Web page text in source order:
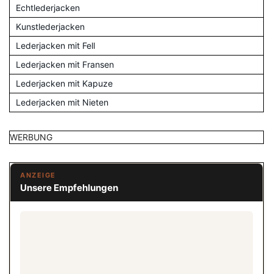
Echtlederjacken
Kunstlederjacken
Lederjacken mit Fell
Lederjacken mit Fransen
Lederjacken mit Kapuze
Lederjacken mit Nieten
WERBUNG
ANZEIGE
Unsere Empfehlungen